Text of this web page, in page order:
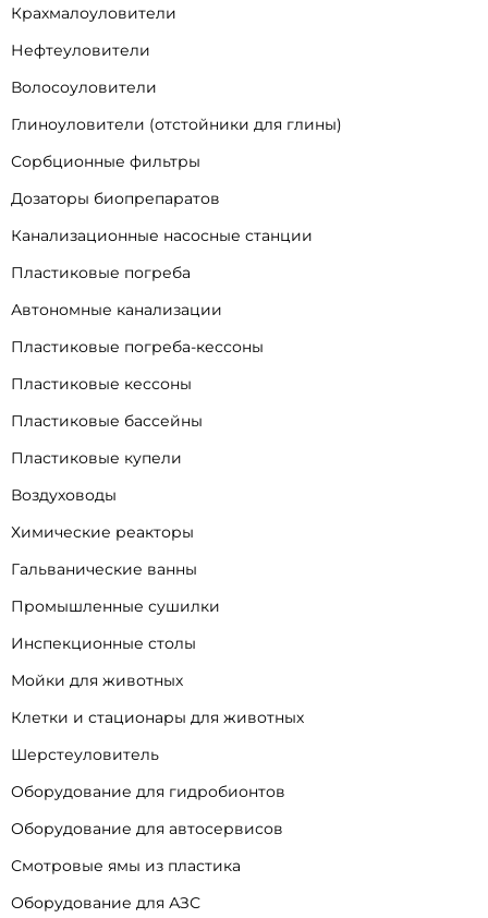
Крахмалоуловители
Нефтеуловители
Волосоуловители
Глиноуловители (отстойники для глины)
Сорбционные фильтры
Дозаторы биопрепаратов
Канализационные насосные станции
Пластиковые погреба
Автономные канализации
Пластиковые погреба-кессоны
Пластиковые кессоны
Пластиковые бассейны
Пластиковые купели
Воздуховоды
Химические реакторы
Гальванические ванны
Промышленные сушилки
Инспекционные столы
Мойки для животных
Клетки и стационары для животных
Шерстеуловитель
Оборудование для гидробионтов
Оборудование для автосервисов
Смотровые ямы из пластика
Оборудование для АЗС